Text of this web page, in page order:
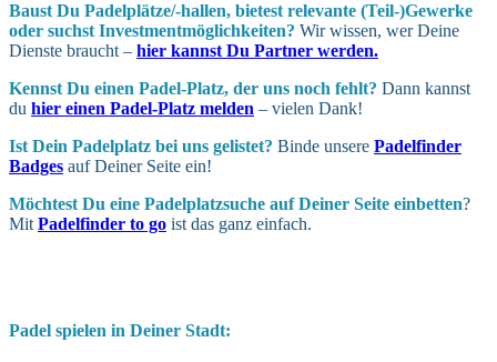
Baust Du Padel­plätze/-hallen, bietest relevante (Teil-)Gewerke
oder suchst In­vest­ment­möglich­keiten? Wir wissen, wer Deine
Dienste braucht – hier kannst Du Partner werden.
Kennst Du einen Padel-Platz, der uns noch fehlt? Dann kannst
du hier einen Padel-Platz melden – vielen Dank!
Ist Dein Padel­platz bei uns gelistet? Binde unsere Padelfinder
Badges auf Deiner Seite ein!
Möchtest Du eine Padel­platz­suche auf Deiner Seite ein­betten?
MitPadelfinder to go ist das ganz einfach.
Padel spielen in Deiner Stadt: